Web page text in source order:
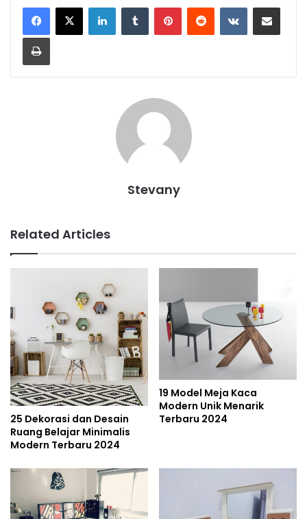
LinkedInTumblr PinterestReddit VKontakteShare via Email
Print
Stevany
Related Articles
25 Dekorasi dan Desain
Ruang Belajar Minimalis
Modern Terbaru 2024
19 Model Meja Kaca
Modern Unik Menarik
Terbaru 2024